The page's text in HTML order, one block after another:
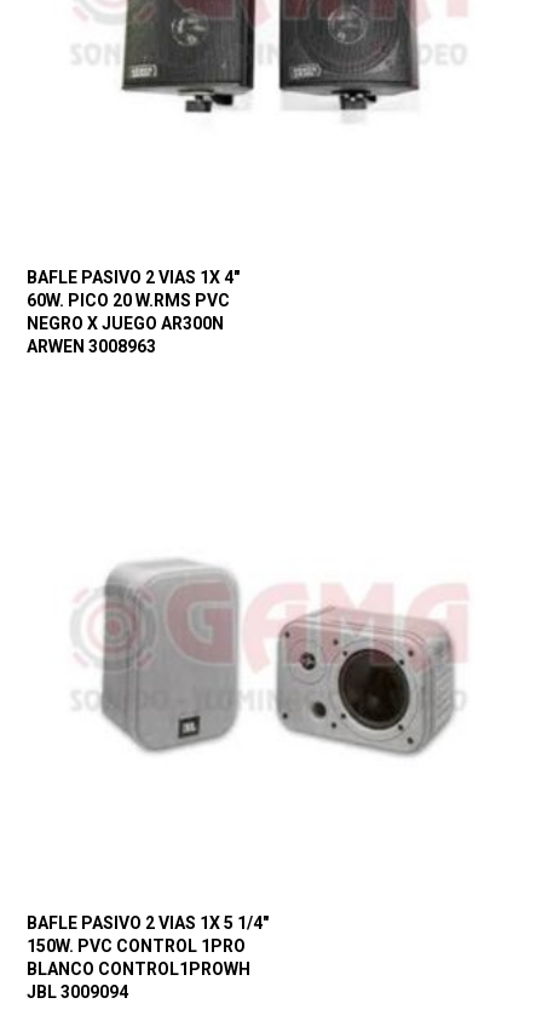
BAFLE PASIVO 2 VIAS 1X 4″
60W. PICO 20 W.RMS PVC
NEGRO X JUEGO AR300N
ARWEN 3008963
BAFLE PASIVO 2 VIAS 1X 5 1/4″
150W. PVC CONTROL 1PRO
BLANCO CONTROL1PROWH
JBL 3009094